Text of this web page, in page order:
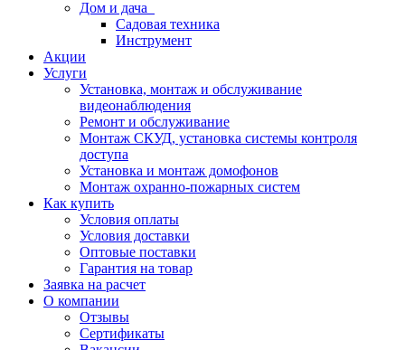
Дом и дача
Садовая техника
Инструмент
Акции
Услуги
Установка, монтаж и обслуживание
видеонаблюдения
Ремонт и обслуживание
Монтаж СКУД, установка системы контроля
доступа
Установка и монтаж домофонов
Монтаж охранно-пожарных систем
Как купить
Условия оплаты
Условия доставки
Оптовые поставки
Гарантия на товар
Заявка на расчет
О компании
Отзывы
Сертификаты